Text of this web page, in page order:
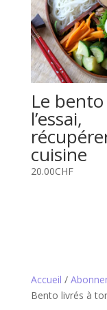
Le
l’essai,
cuisine
20.00CHF
Accueil /
Bento livrés à